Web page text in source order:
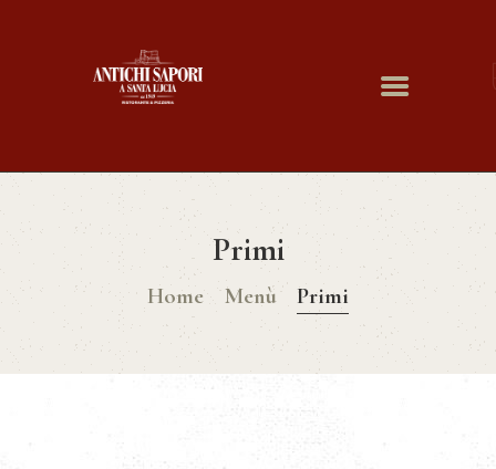
Primi
Home Menù Primi
HOME
CHI SIAMO